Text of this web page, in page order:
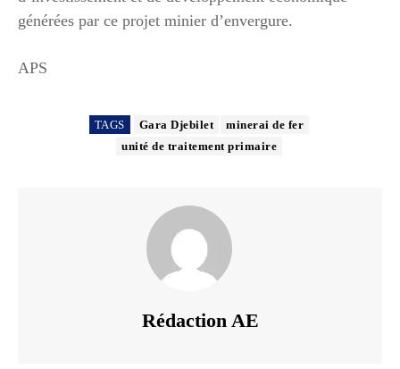
générées par ce projet minier d’envergure.
APS
TAGS Gara Djebilet
minerai de fer
unité de traitement primaire
Rédaction AE